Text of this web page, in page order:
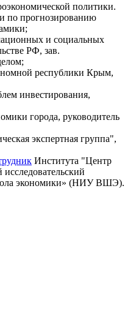
политики.
по прогнозированию
и социальных
РФ, зав.
республики Крым,
инвестирования,
города, руководитель
экспертная группа",
Института "Центр
экономики» (НИУ ВШЭ).